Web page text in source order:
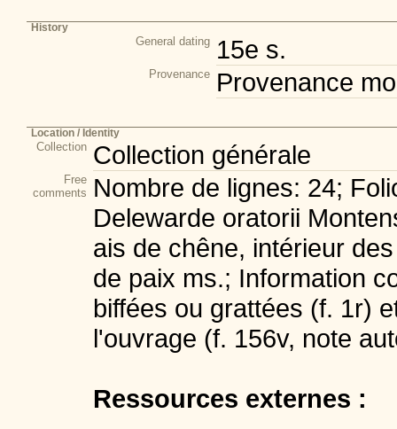
History
General dating 15e s.
Provenance Provenance
Location / Identity
Collection Collection générale
Free
comments
Nombre de lignes: 24;
Delewarde oratorii
ais de chêne, intérieur
de paix ms.; Information
biffées ou grattées (f. 1r)
l'ouvrage (f. 156v, note
Ressources externes :